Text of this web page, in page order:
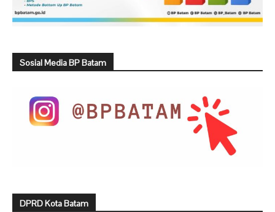
Sosial Media BP Batam
DPRD Kota Batam